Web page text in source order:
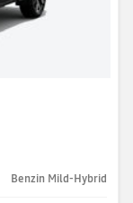
Benzin Mild-Hybrid